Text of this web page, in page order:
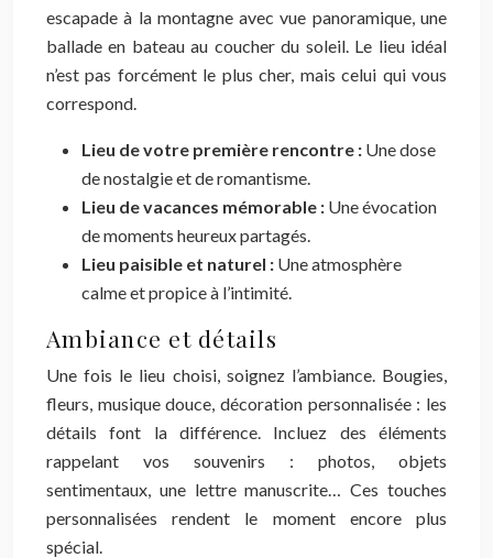
escapade à la montagne avec vue panoramique, une
ballade en bateau au coucher du soleil. Le lieu idéal
n’est pas forcément le plus cher, mais celui qui vous
correspond.
Lieu de votre première rencontre : Une dose
de nostalgie et de romantisme.
Lieu de vacances mémorable : Une évocation
de moments heureux partagés.
Lieu paisible et naturel : Une atmosphère
calme et propice à l’intimité.
Ambiance et détails
Une fois le lieu choisi, soignez l’ambiance. Bougies,
fleurs, musique douce, décoration personnalisée : les
détails font la différence. Incluez des éléments
rappelant vos souvenirs : photos, objets
sentimentaux, une lettre manuscrite… Ces touches
personnalisées rendent le moment encore plus
spécial.